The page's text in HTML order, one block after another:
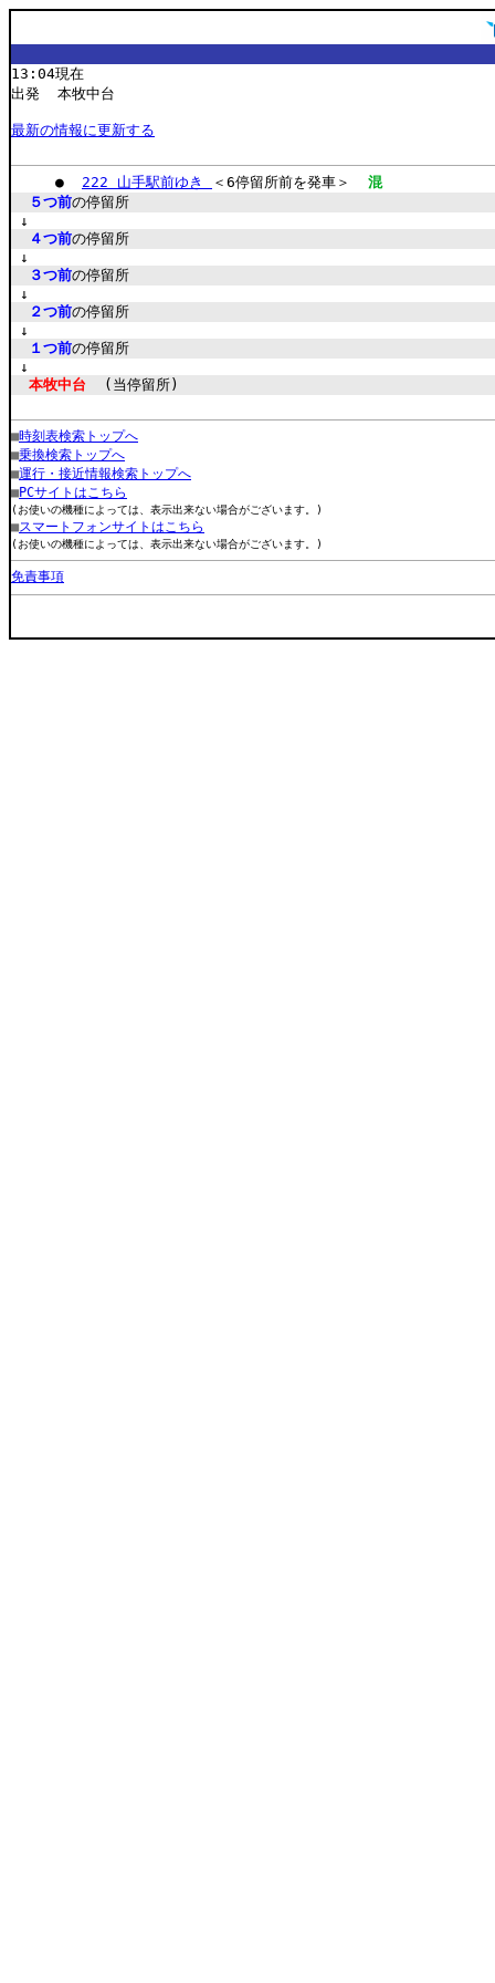
13:04現在
出発 本牧中台
最新の情報に更新する
● 222 山手駅前ゆき ＜6停留所前を発車＞
混
５つ前の停留所
↓
４つ前の停留所
↓
３つ前の停留所
↓
２つ前の停留所
↓
１つ前の停留所
↓
本牧中台 (当停留所)
■時刻表検索トップへ
■乗換検索トップへ
■運行・接近情報検索トップへ
■PCサイトはこちら
(お使いの機種によっては、表示出来ない場合がございます。)
■スマートフォンサイトはこちら
(お使いの機種によっては、表示出来ない場合がございます。)
免責事項